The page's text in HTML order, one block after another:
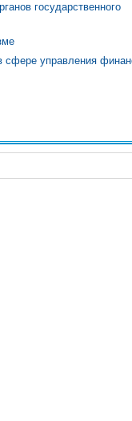
государственного
сфере управления